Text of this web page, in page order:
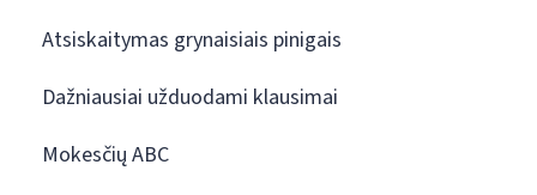
Atsiskaitymas grynaisiais pinigais
Dažniausiai užduodami klausimai
Mokesčių ABC